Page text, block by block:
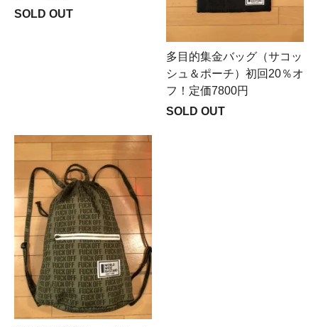
SOLD OUT
多目的集金バッグ（サコッ
シュ＆ポーチ）初回20％オ
フ！定価7800円
SOLD OUT